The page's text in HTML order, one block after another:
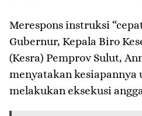
​Merespons instruksi
Gubernur, Kepala Biro
(Kesra) Pemprov Sulut,
menyatakan kesiapannya
melakukan eksekusi